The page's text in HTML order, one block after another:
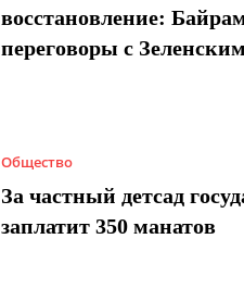
восстановление:
переговоры с
Общество
За частный детсад
заплатит 350 манатов